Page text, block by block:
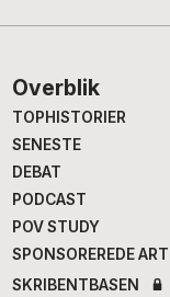
Footer
Overblik
TOPHISTORIER
SENESTE
DEBAT
PODCAST
POV STUDY
SPONSOREREDE
SKRIBENTBASEN